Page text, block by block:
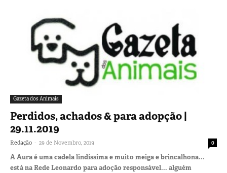
Gazeta dos Animais
Perdidos, achados & para adopção |
29.11.2019
Redação - 29 de Novembro, 2019 0
A Aura é uma cadela lindíssima e muito meiga e brincalhona...
está na Rede Leonardo para adoção responsável... alguém